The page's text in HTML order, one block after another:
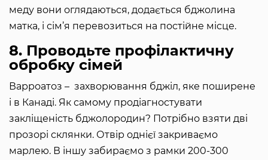
меду вони оглядаються, додається бджолина
матка, і сім’я перевозиться на постійне місце.
8. Проводьте профілактичну
обробку сімей
Варроатоз – захворювання бджіл, яке поширене
і в Канаді. Як самому продіагностувати
закліщеність бджолородин? Потрібно взяти дві
прозорі склянки. Отвір однієї закриваємо
марлею. В іншу забираємо з рамки 200-300